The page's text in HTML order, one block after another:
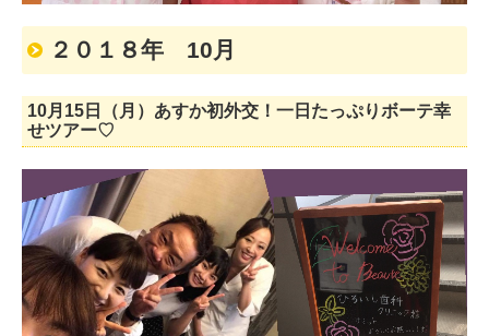
２０１８年 10月
10月15日（月）あすか初外交！一日たっぷりボーテ幸
せツアー♡